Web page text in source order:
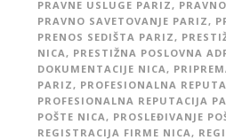
PRAVNE USLUGE PARIZ ,
PRAVNO SAVETOVANJE PARIZ ,
PRENOS SEDIŠTA PARIZ ,
NICA , PRESTIŽNA POSLOVNA
DOKUMENTACIJE NICA ,
PARIZ , PROFESIONALNA
PROFESIONALNA REPUTACIJA
POŠTE NICA , PROSLEĐIVANJE
REGISTRACIJA FIRME NICA ,